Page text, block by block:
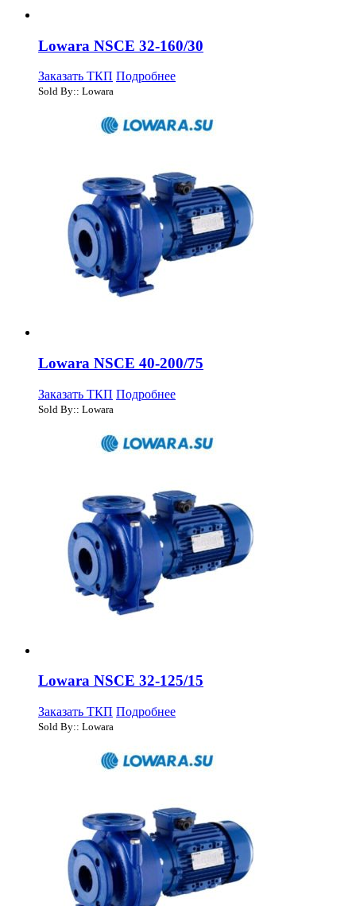
Lowara NSCE 32-160/30
Заказать ТКП Подробнее
Sold By:: Lowara
Lowara NSCE 40-200/75
Заказать ТКП Подробнее
Sold By:: Lowara
Lowara NSCE 32-125/15
Заказать ТКП Подробнее
Sold By:: Lowara